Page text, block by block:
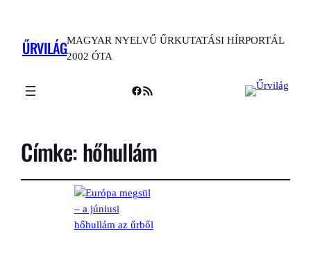
ŰRVILÁGMAGYAR NYELVŰ ŰRKUTATÁSI HÍRPORTÁL
2002 ÓTA
Facebook
RSS Feed
Címke:hőhullám